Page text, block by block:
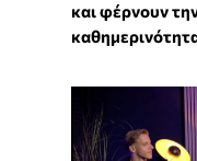
και φέρνουν